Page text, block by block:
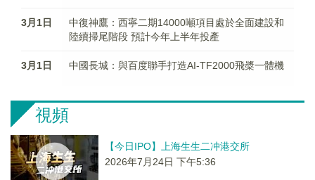
3月1日
中復神鷹：西寧二期14000噸項目處於全面建設和
陸續掃尾階段 預計今年上半年投產
3月1日 中國長城：與百度聯手打造AI-TF2000飛槳一體機
視頻
【今日IPO】上海生生二冲港交所
2026年7月24日 下午5:36